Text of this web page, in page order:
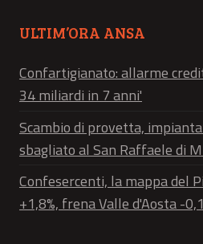
ULTIM’ORA ANSA
Confartigianato: allarme
34 miliardi in 7 anni'
Scambio di provetta,
sbagliato al San Raffaele di
Confesercenti, la mappa del
+1,8%, frena Valle d'Aosta -